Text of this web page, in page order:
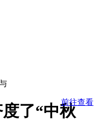
前往查看
度了“中秋